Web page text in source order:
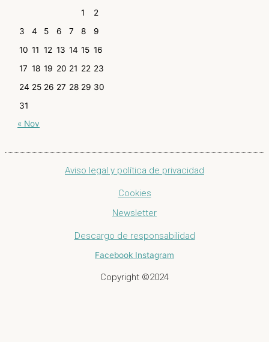
1
2
3
4 5 6 7 8
9
10 11 12 13 14 15 16
17 18 19 20 21 22 23
24 25 26 27 28 29 30
31
« Nov
Aviso legal y política de privacidad
Cookies
Newsletter
Descargo de responsabilidad
Facebook Instagram
Copyright ©2024